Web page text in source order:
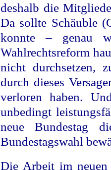
deshalb die
Da sollte Schäuble
konnte – genau
Wahlrechtsreform
nicht durchsetzen,
durch dieses
verloren haben.
unbedingt
neue Bundestag
Bundestagswahl
Die Arbeit im neuen